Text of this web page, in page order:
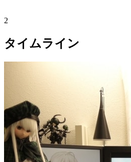
2
タイムライン